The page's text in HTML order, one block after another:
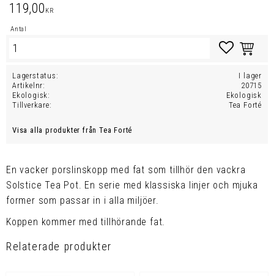
119,00 KR
Antal
Lagerstatus
I lager
Artikelnr
20715
Ekologisk
Ekologisk
Tillverkare
Tea Forté
Visa alla produkter från Tea Forté
En vacker porslinskopp med fat som tillhör den vackra
Solstice Tea Pot. En serie med klassiska linjer och mjuka
former som passar in i alla miljöer.
Koppen kommer med tillhörande fat.
Relaterade produkter